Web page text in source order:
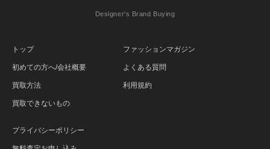
Designer's Brand Buying
トップ
初めての方へ/会社概要
買取方法
買取できないもの
ファッションマガジン
よくある質問
利用規約
プライバシーポリシー